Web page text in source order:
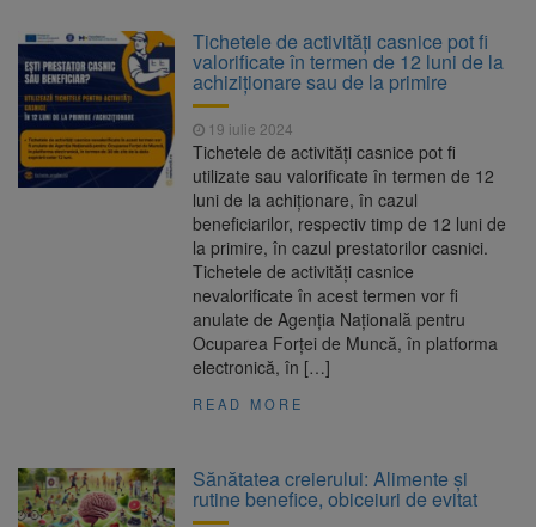
Tichetele de activități casnice pot fi
valorificate în termen de 12 luni de la
achiziționare sau de la primire
19 iulie 2024
Tichetele de activităţi casnice pot fi
utilizate sau valorificate în termen de 12
luni de la achiționare, în cazul
beneficiarilor, respectiv timp de 12 luni de
la primire, în cazul prestatorilor casnici.
Tichetele de activități casnice
nevalorificate în acest termen vor fi
anulate de Agenţia Naţională pentru
Ocuparea Forţei de Muncă, în platforma
electronică, în […]
READ MORE
Sănătatea creierului: Alimente și
rutine benefice, obiceiuri de evitat